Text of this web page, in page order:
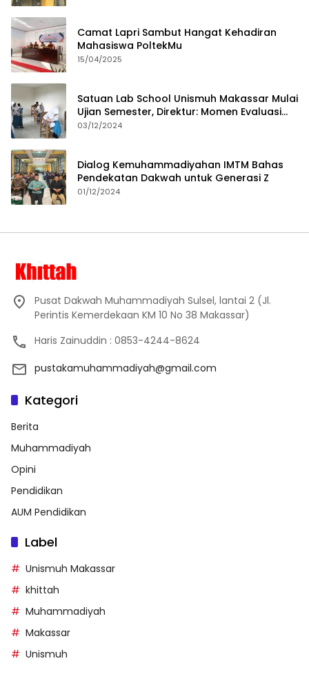
Camat Lapri Sambut Hangat Kehadiran
Mahasiswa PoltekMu
15/04/2025
Satuan Lab School Unismuh Makassar Mulai
Ujian Semester, Direktur: Momen Evaluasi
Proses Pembelajaran
03/12/2024
Dialog Kemuhammadiyahan IMTM Bahas
Pendekatan Dakwah untuk Generasi Z
01/12/2024
Pusat Dakwah Muhammadiyah Sulsel, lantai 2 (Jl.
Perintis Kemerdekaan KM 10 No 38 Makassar)
Haris Zainuddin : 0853-4244-8624
pustakamuhammadiyah@gmail.com
Kategori
Berita
Muhammadiyah
Opini
Pendidikan
AUM Pendidikan
Label
Unismuh Makassar
khittah
Muhammadiyah
Makassar
Unismuh